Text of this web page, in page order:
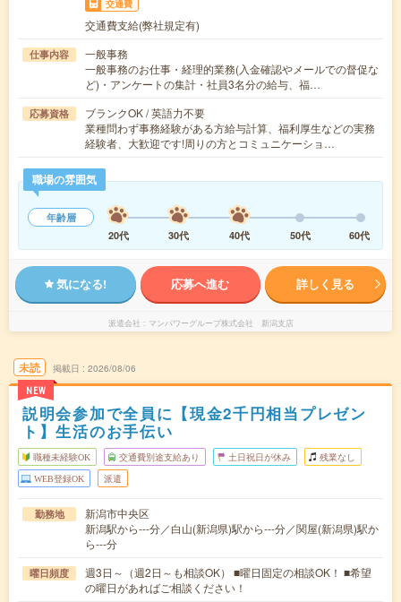
交通費
交通費支給(弊社規定有)
仕事内容
一般事務
一般事務のお仕事・経理的業務(入金確認やメールでの督促な
ど)・アンケートの集計・社員3名分の給与、福…
応募資格
ブランクOK / 英語力不要
業種問わず事務経験がある方給与計算、福利厚生などの実務
経験者、大歓迎です!周りの方とコミュニケーショ…
職場の雰囲気
年齢層
20代
30代 40代 50代 60代
気になる! 応募へ進む 詳しく見る
派遣会社 マンパワーグループ株式会社 新潟支店
未読
NEW
掲載日 2026/08/06
説明会参加で全員に【現金2千円相当プレゼン
ト】生活のお手伝い
職種未経験OK 交通費別途支給あり 土日祝日が休み 残業なし
WEB登録OK 派遣
勤務地
新潟市中央区
新潟駅から---分／白山(新潟県)駅から---分／関屋(新潟県)駅か
ら---分
曜日頻度
週3日～（週2日～も相談OK） ■曜日固定の相談OK！ ■希望
の曜日があればご相談ください！